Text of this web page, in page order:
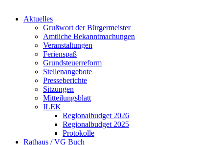
Aktuelles
Grußwort der Bürgermeister
Amtliche Bekanntmachungen
Veranstaltungen
Ferienspaß
Grundsteuerreform
Stellenangebote
Presseberichte
Sitzungen
Mitteilungsblatt
ILEK
Regionalbudget 2026
Regionalbudget 2025
Protokolle
Rathaus / VG Buch